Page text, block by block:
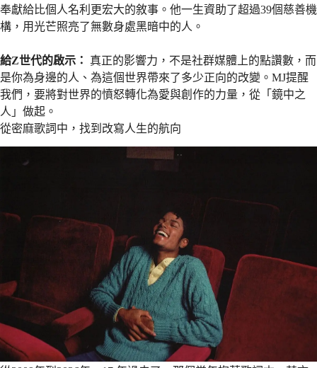
奉獻給比個人名利更宏大的敘事。他一生資助了超過39個慈善機
構，用光芒照亮了無數身處黑暗中的人。
給Z世代的啟示：
真正的影響力，不是社群媒體上的點讚數，而
是你為身邊的人、為這個世界帶來了多少正向的改變。MJ提醒
我們，要將對世界的憤怒轉化為愛與創作的力量，從「鏡中之
人」做起。
從密麻歌詞中，找到改寫人生的航向